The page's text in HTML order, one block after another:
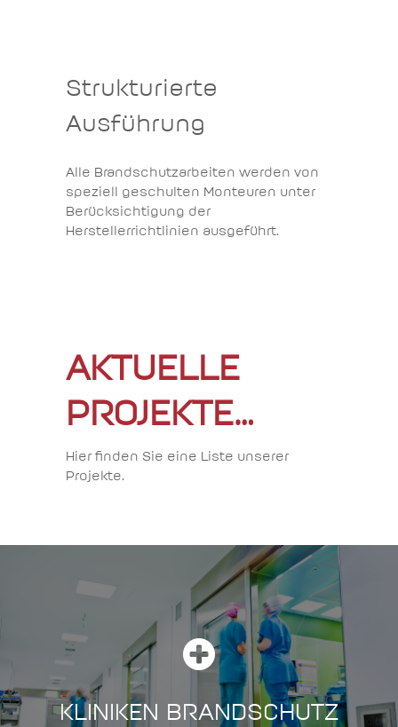
Strukturierte
Ausführung
Alle Brandschutzarbeiten werden von
speziell geschulten Monteuren unter
Berücksichtigung der
Herstellerrichtlinien ausgeführt.
AKTUELLE
PROJEKTE…
Hier finden Sie eine Liste unserer
Projekte.
KLINIKEN BRANDSCHUTZ